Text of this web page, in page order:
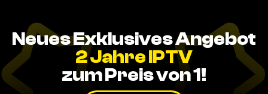
Neues Exklusives Angebot
2 Jahre IPTV
zum Preis von 1!